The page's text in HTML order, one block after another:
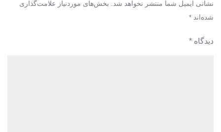
نشانی ایمیل شما منتشر نخواهد شد.
بخش‌های موردنیاز علامت‌گذاری
شده‌اند *
دیدگاه *